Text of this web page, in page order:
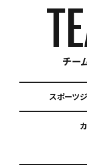
年会費なしチー
スポーツ